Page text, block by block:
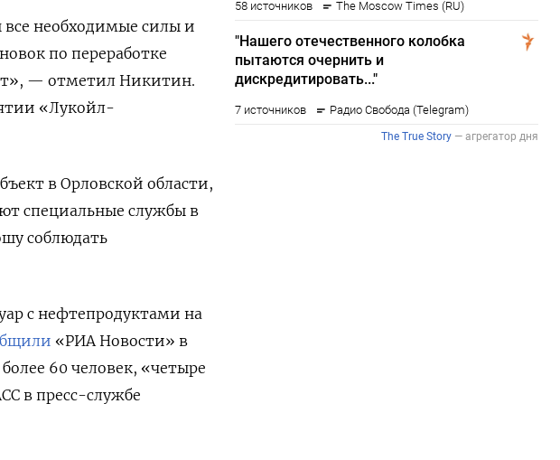
все необходимые силы и
по переработке
— отметил Никитин.
«Лукойл-
в Орловской области,
специальные службы в
соблюдать
с нефтепродуктами на
«РИА Новости» в
60 человек, «четыре
в пресс-службе